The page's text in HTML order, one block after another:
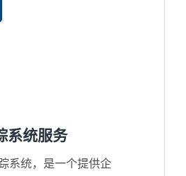
您产业的商业秘密武
置一位超级业务助
速找出每封询问背后
覆更精准、超越买主
交机会。
系统服务
系统，是一个提供企